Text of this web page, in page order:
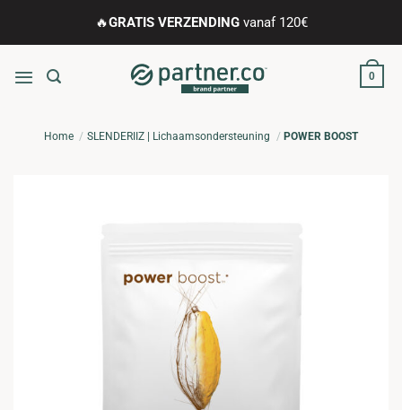
🔥GRATIS VERZENDINGvanaf 120€
0
Home SLENDERIIZ | Lichaamsondersteuning POWER BOOST